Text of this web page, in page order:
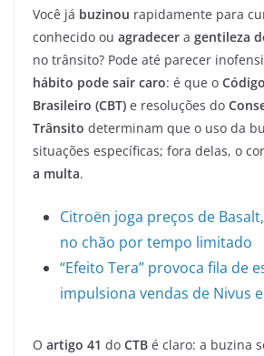
Você já buzinou rapidamente para
conhecido ou agradecer a gentileza
no trânsito? Pode até parecer
hábito pode sair caro: é que o
Brasileiro (CBT) e resoluções do
Trânsito determinam que o uso da
situações específicas; fora delas, o
a multa.
Citroën joga preços de
no chão por tempo limitado
“Efeito Tera” provoca fila de
impulsiona vendas de Nivus
O artigo 41 do CTB é claro: a buzina